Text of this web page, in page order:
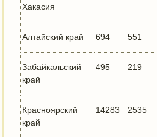
Хакасия
Алтайский край 694 551
Забайкальский
край
495 219
Красноярский
край
14283 2535